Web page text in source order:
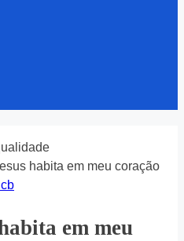
habita em meu coração
em meu